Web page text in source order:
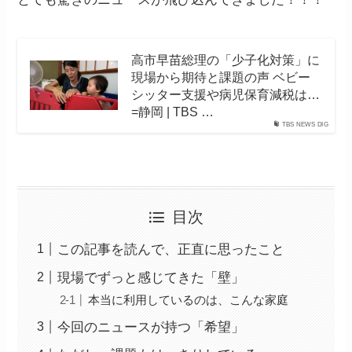
TBS NEWS DIG
高市早苗総理の「少子化対策」に
現場から期待と課題の声 ベビー
シッター支援や病児保育減税は…
=静岡 | TBS …
目次
この記事を読んで、正直に思ったこと
現場でずっと感じてきた「壁」
本当に利用しているのは、こんな家庭
今回のニュースが持つ「希望」